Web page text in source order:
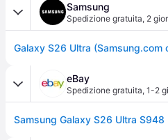
Samsung
Spedizione gratuita, 2
eBay
Spedizione gratuita, 1-2